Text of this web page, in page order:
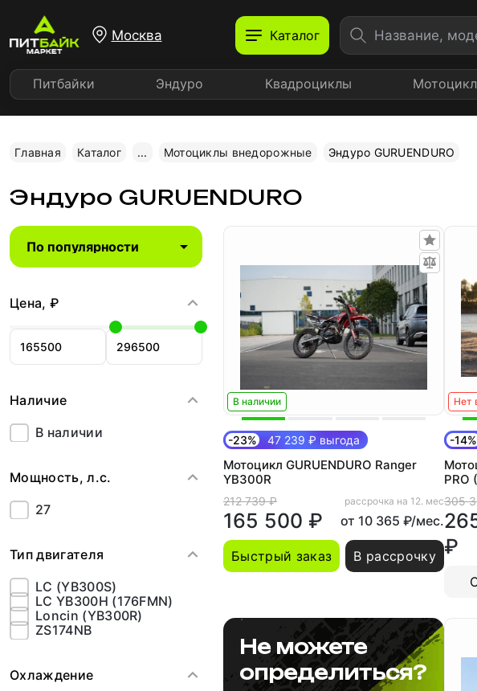
Москва Каталог
Питбайки Эндуро Квадроциклы
Главная Каталог ... Мотоциклы внедорожные Эндуро GURUENDURO
Эндуро GURUENDURO
Цена, ₽
Наличие
В наличии
Мощность, л.с.
27
Тип двигателя
LC (YB300S)
LC YB300H (176FMN)
Loncin (YB300R)
ZS174NB
Охлаждение
В наличии
-23% 47 239 ₽ выгода
Мотоцикл GURUENDURO Ranger
YB300R
212 739 ₽
165 500 ₽
рассрочка на 12. мес
от 10 365 ₽/мес.
Быстрый заказ В рассрочку
Нет
-14%
PRO
305
₽
Не можете
определиться?